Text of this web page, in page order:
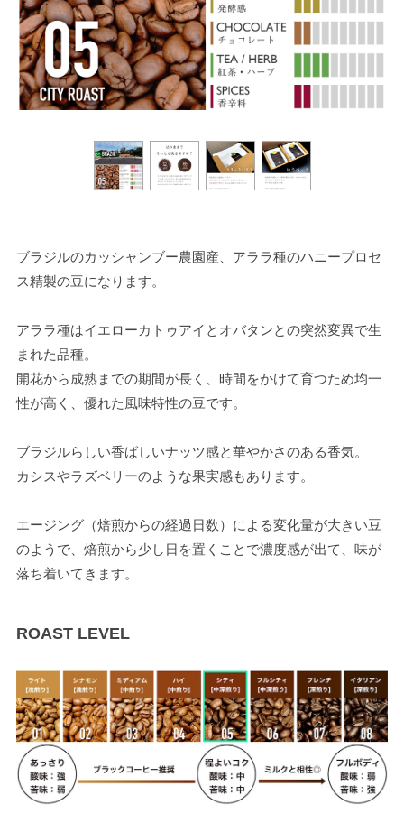
ブラジルのカッシャンブー農園産、アララ種のハニープロセ
ス精製の豆になります。
アララ種はイエローカトゥアイとオバタンとの突然変異で生
まれた品種。
開花から成熟までの期間が長く、時間をかけて育つため均一
性が高く、優れた風味特性の豆です。
ブラジルらしい香ばしいナッツ感と華やかさのある香気。
カシスやラズベリーのような果実感もあります。
エージング（焙煎からの経過日数）による変化量が大きい豆
のようで、焙煎から少し日を置くことで濃度感が出て、味が
落ち着いてきます。
ROAST LEVEL